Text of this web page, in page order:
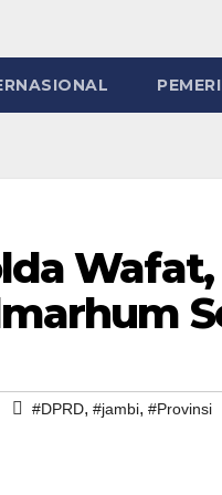
#DPRD, #jambi, #Provinsi